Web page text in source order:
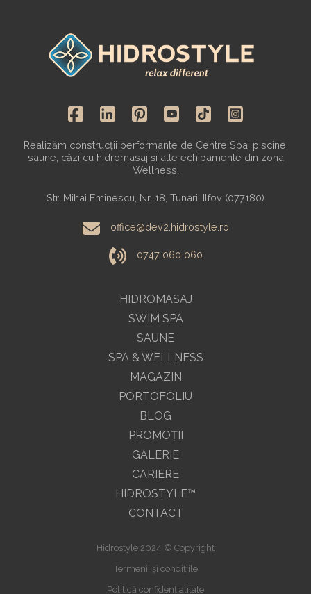
HIDROMASAJ
SWIM SPA
SAUNE
SPA & WELLNESS
MAGAZIN
Realizăm construcții performante de Centre Spa: piscine,
saune, căzi cu hidromasaj și alte echipamente din zona
Wellness.
Str. Mihai Eminescu, Nr. 18, Tunari, Ilfov (077180)
office@dev2.hidrostyle.ro
0747 060 060
PORTOFOLIU
BLOG
PROMOŢII
GALERIE
CARIERE
HIDROSTYLE™
CONTACT
Hidrostyle 2024 © Copyright
Termenii și condițiile
Politică confidențialitate